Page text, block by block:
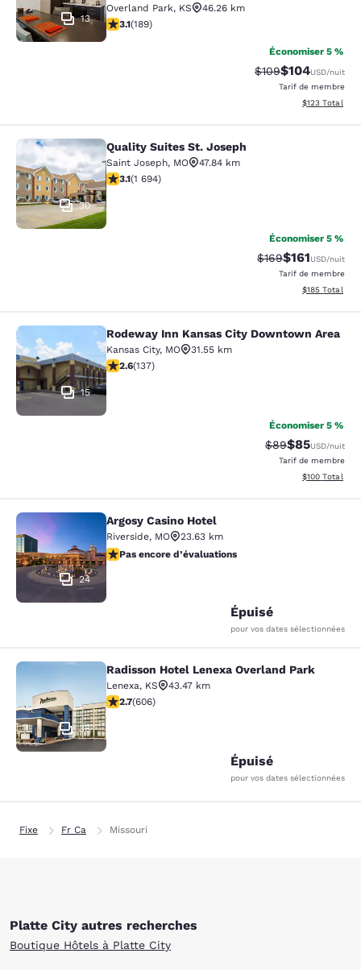
13
Overland Park, KS
46.26 km
3.11 étoiles. Bien. 189 commentaires
3.1(189)
Économiser 5 %
Tarif barré :
$109Tarif réduit :
$104USD/nuit
Tarif de membre
Afficher les
$123 Total
Quality Suites St. Joseph
30
Quality Suites St. Joseph
Saint Joseph, MO
47.84 km
3.06 étoiles. Moyen. 1694 commentaires
3.1(1 694)
Économiser 5 %
Tarif barré :
$169Tarif réduit :
$161USD/nuit
Tarif de membre
Afficher les
$185 Total
Rodeway Inn Kansas City
15
Rodeway Inn Kansas City Downtown Area
Kansas City, MO
31.55 km
2.57 étoiles. Moyen. 137 commentaires
2.6(137)
Économiser 5 %
Tarif barré :
$89Tarif réduit :
$85USD/nuit
Tarif de membre
Afficher les
$100 Total
Argosy Casino Hotel
24
Argosy Casino Hotel
Riverside, MO
23.63 km
Pas encore d’évaluations
Pas encore d’évaluations
Épuisé
pour vos dates sélectionnées
Radisson Hotel Lenexa Overland
38
Radisson Hotel Lenexa Overland Park
Lenexa, KS
43.47 km
2.72 étoiles. Moyen. 606 commentaires
2.7(606)
Épuisé
pour vos dates sélectionnées
Fixe Fr Ca Missouri
Platte City autres recherches
Boutique Hôtels à Platte City